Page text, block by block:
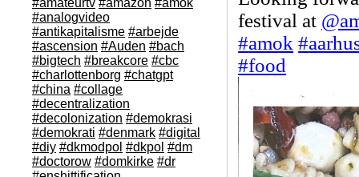
#analogvideo
#antikapitalisme #arbejde
#ascension #Auden #bach
#bigtech #breakcore #cbc
#charlottenborg #chatgpt
#china #collage
#decentralization
#decolonization #demokrasi
#demokrati #denmark #digital
#diy #dkmodpol #dkpol #dm
#doctorow #domkirke #dr
festival at @
#amok #
#food